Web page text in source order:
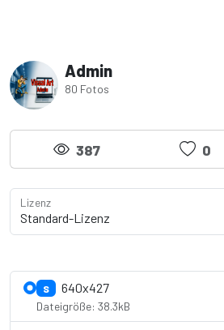
Admin
80 Fotos
387 0
Lizenz
S 640x427
Dateigröße: 38.3kB